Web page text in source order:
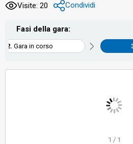
Visite: 20
Condividi
Fasi della gara:
Gara in corso
1 / 1